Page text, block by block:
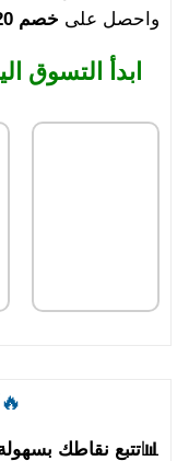
واحصل على خصم 20 درهم إماراتي
ابدأ التسوق
📊تتبع نقاطك